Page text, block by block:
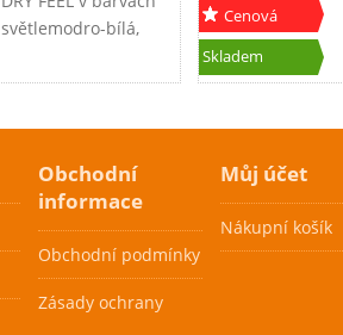
světlemodro-bílá,
červeno-bílá.
Cenová
akce
Skladem
Pacific Dura
Tech Squash
(role 100 m)
699 Kč
Obchodní
informace
Obchodní podmínky
Zásady ochrany
Můj účet
Nákupní košík